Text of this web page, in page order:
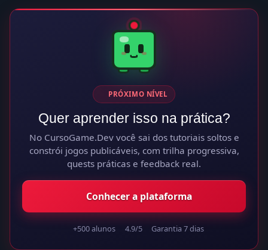
PRÓXIMO NÍVEL
Quer aprender isso na prática?
No CursoGame.Dev você sai dos tutoriais soltos e
constrói jogos publicáveis, com trilha progressiva,
quests práticas e feedback real.
Conhecer a plataforma
+500 alunos 4.9/5 Garantia 7 dias